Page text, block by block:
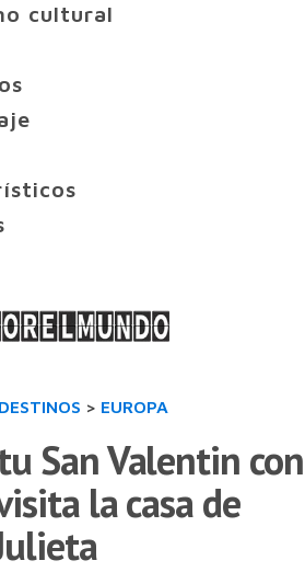
cultural
DESTINOS > EUROPA
San Valentin con
la casa de